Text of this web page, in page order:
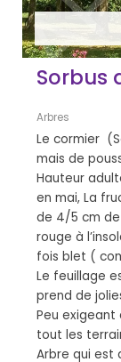
Sorbus
Arbres
Le cormier
mais de
Hauteur
en mai, La
de 4/5 cm
rouge à
fois blet (
Le feuillage
prend de
Peu exigeant
tout les
Arbre qui est